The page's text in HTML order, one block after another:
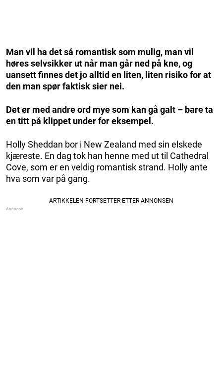
Man vil ha det så romantisk som mulig, man vil
høres selvsikker ut når man går ned på kne, og
uansett finnes det jo alltid en liten, liten risiko for at
den man spør faktisk sier nei.
Det er med andre ord mye som kan gå galt – bare ta
en titt på klippet under for eksempel.
Holly Sheddan bor i New Zealand med sin elskede
kjæreste. En dag tok han henne med ut til Cathedral
Cove, som er en veldig romantisk strand. Holly ante
hva som var på gang.